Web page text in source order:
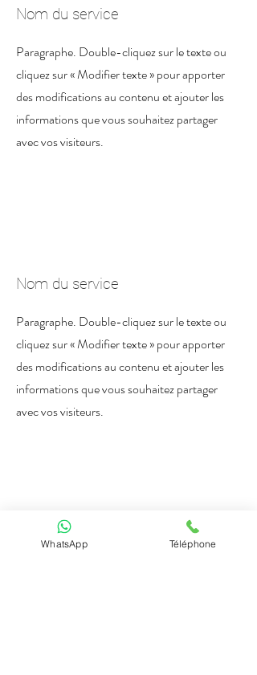
Nom du service
Paragraphe. Double-cliquez sur le texte ou
cliquez sur « Modifier texte » pour apporter
des modifications au contenu et ajouter les
informations que vous souhaitez partager
avec vos visiteurs.
Nom du service
Paragraphe. Double-cliquez sur le texte ou
cliquez sur « Modifier texte » pour apporter
des modifications au contenu et ajouter les
informations que vous souhaitez partager
avec vos visiteurs.
Nom du service
WhatsApp Téléphone